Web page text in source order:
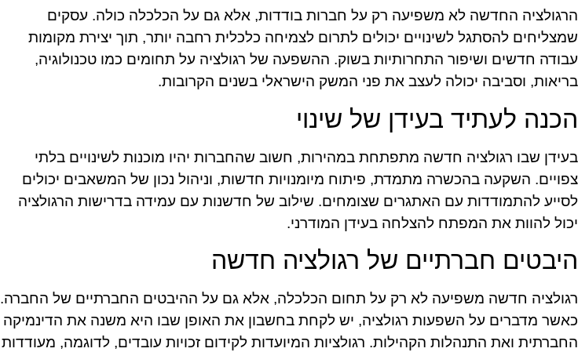
הרגולציה החדשה לא משפיעה רק על חברות בודדות, אלא גם על הכלכלה כולה. עסקים
שמצליחים להסתגל לשינויים יכולים לתרום לצמיחה כלכלית רחבה יותר, תוך יצירת מקומות
עבודה חדשים ושיפור התחרותיות בשוק. ההשפעה של רגולציה על תחומים כמו טכנולוגיה,
בריאות, וסביבה יכולה לעצב את פני המשק הישראלי בשנים הקרובות.
הכנה לעתיד בעידן של שינוי
בעידן שבו רגולציה חדשה מתפתחת במהירות, חשוב שהחברות יהיו מוכנות לשינויים בלתי
צפויים. השקעה בהכשרה מתמדת, פיתוח מיומנויות חדשות, וניהול נכון של המשאבים יכולים
לסייע להתמודדות עם האתגרים שצומחים. שילוב של חדשנות עם עמידה בדרישות הרגולציה
יכול להוות את המפתח להצלחה בעידן המודרני.
היבטים חברתיים של רגולציה חדשה
רגולציה חדשה משפיעה לא רק על תחום הכלכלה, אלא גם על ההיבטים החברתיים של החברה.
כאשר מדברים על השפעות רגולציה, יש לקחת בחשבון את האופן שבו היא משנה את הדינמיקה
החברתית ואת התנהלות הקהילות. רגולציות המיועדות לקידום זכויות עובדים, לדוגמה, מעודדות